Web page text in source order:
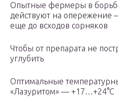
Опытные фермеры в
действуют на опережение
еще до всходов сорняков
Чтобы от препарата не
углубить
Оптимальные
«Лазуритом» — +17…+24°С